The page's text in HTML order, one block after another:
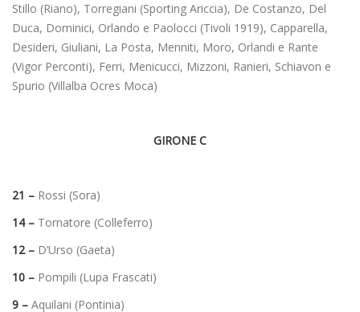
Stillo (Riano), Torregiani (Sporting Ariccia), De Costanzo, Del
Duca, Dominici, Orlando e Paolocci (Tivoli 1919), Capparella,
Desideri, Giuliani, La Posta, Menniti, Moro, Orlandi e Rante
(Vigor Perconti), Ferri, Menicucci, Mizzoni, Ranieri, Schiavon e
Spurio (Villalba Ocres Moca)
GIRONE C
21 – Rossi (Sora)
14 – Tornatore (Colleferro)
12 – D’Urso (Gaeta)
10 – Pompili (Lupa Frascati)
9 – Aquilani (Pontinia)